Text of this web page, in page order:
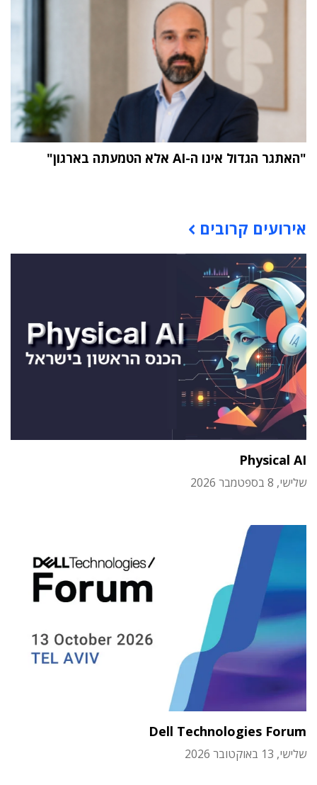
"האתגר הגדול אינו ה-AI אלא הטמעתה בארגון"
אירועים קרובים
Physical AI
שלישי, 8 בספטמבר 2026
Dell Technologies Forum
שלישי, 13 באוקטובר 2026